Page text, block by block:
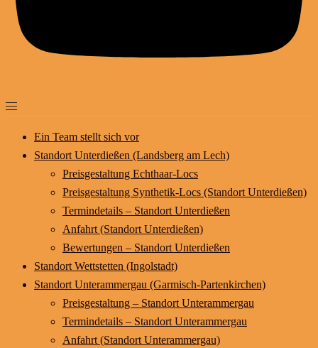
Ein Team stellt sich vor
Standort Unterdießen (Landsberg am Lech)
Preisgestaltung Echthaar-Locs
Preisgestaltung Synthetik-Locs (Standort Unterdießen)
Termindetails – Standort Unterdießen
Anfahrt (Standort Unterdießen)
Bewertungen – Standort Unterdießen
Standort Wettstetten (Ingolstadt)
Standort Unterammergau (Garmisch-Partenkirchen)
Preisgestaltung – Standort Unterammergau
Termindetails – Standort Unterammergau
Anfahrt (Standort Unterammergau)